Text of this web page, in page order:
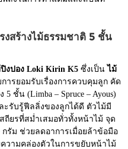
งสร้างไม้ธรรมชาติ 5 ชั้น
งปอง Loki Kirin K5 ซึ่งเป็นไม้
ารยอมรับเรื่องการควบคุมลูก คัด
ชั้น (Limba – Spruce – Ayous)
รับรู้ฟีลลิ่งของลูกได้ดี ตัวไม้มี
ยรที่สม่ำเสมอทั่วทั้งหน้าไม้ จุด
กรัม ช่วยลดอาการเมื่อยล้าข้อมือ
วามคล่องตัวในการขยับหน้าไม้